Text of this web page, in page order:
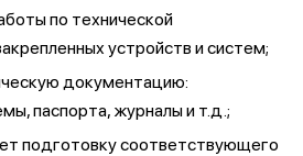
по технической
устройств и систем;
документацию:
паспорта, журналы и т.д.;
подготовку соответствующего